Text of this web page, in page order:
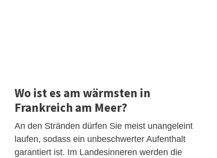
Wo ist es am wärmsten in
Frankreich am Meer?
An den Stränden dürfen Sie meist unangeleint
laufen, sodass ein unbeschwerter Aufenthalt
garantiert ist. Im Landesinneren werden die